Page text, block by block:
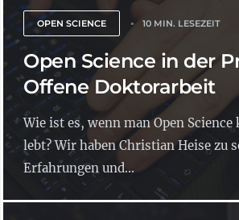
OPEN SCIENCE 10 MIN. LESEZEIT
Open Science in der
Offene Doktorarbeit
Wie ist es, wenn man Open Science
lebt? Wir haben Christian Heise zu
Erfahrungen und...